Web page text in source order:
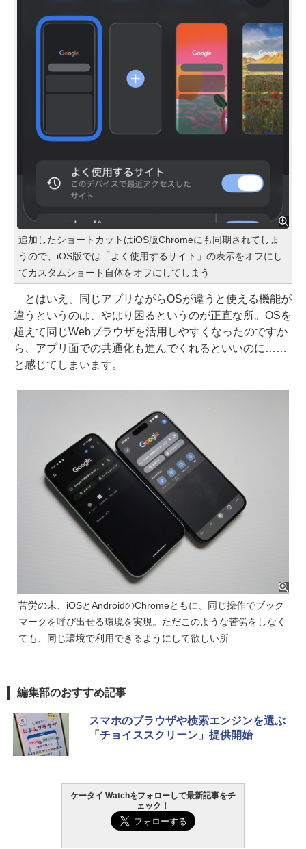
追加したショートカットはiOS版Chromeにも同期されてしま
うので、iOS版では「よく使用するサイト」の表示をオフにし
てカスタムショート自体をオフにしてしまう
とはいえ、同じアプリながらOSが違うと使える機能が
違うというのは、やはり困るというのが正直な所。OSを
超えて同じWebブラウザを活用しやすくなったのですか
ら、アプリ面での共通化も進んでくれるといいのに……
と感じてしまいます。
苦労の末、iOSとAndroidのChromeともに、同じ操作でブック
マークを呼び出せる環境を実現。ただこのような苦労をしなく
ても、同じ環境で利用できるようにして欲しい所
編集部のおすすめ記事
スマホのブラウザや検索エンジンを選ぶ
「チョイススクリーン」提供開始
ケータイ Watchをフォローして最新記事をチ
ェック！